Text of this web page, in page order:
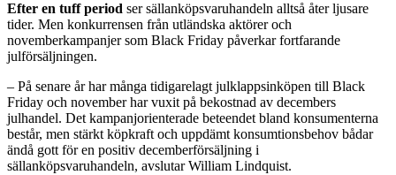
Efter en tuff period ser sällanköpsvaruhandeln alltså åter ljusare
tider. Men konkurrensen från utländska aktörer och
novemberkampanjer som Black Friday påverkar fortfarande
julförsäljningen.
– På senare år har många tidigarelagt julklappsinköpen till Black
Friday och november har vuxit på bekostnad av decembers
julhandel. Det kampanjorienterade beteendet bland konsumenterna
består, men stärkt köpkraft och uppdämt konsumtionsbehov bådar
ändå gott för en positiv decemberförsäljning i
sällanköpsvaruhandeln, avslutar William Lindquist.